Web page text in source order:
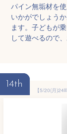
パイン無垢材を
いかがでしょう
ます。子どもが
して遊べるので
14th